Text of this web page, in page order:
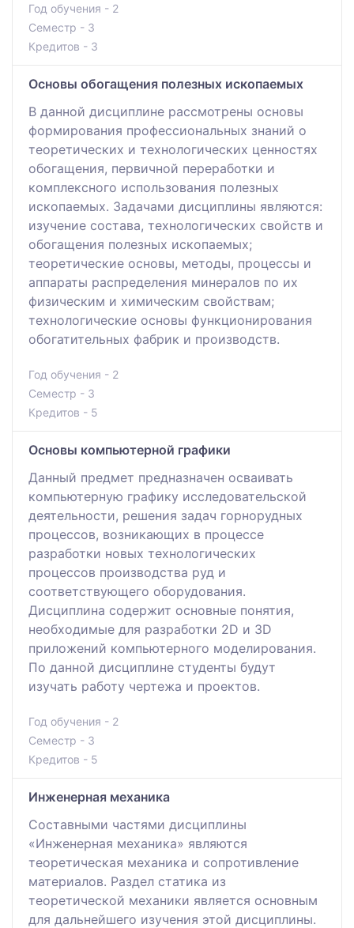
Год обучения - 2
Семестр - 3
Кредитов - 3
Основы обогащения полезных ископаемых
В данной дисциплине рассмотрены основы
формирования профессиональных знаний о
теоретических и технологических ценностях
обогащения, первичной переработки и
комплексного использования полезных
ископаемых. Задачами дисциплины являются:
изучение состава, технологических свойств и
обогащения полезных ископаемых;
теоретические основы, методы, процессы и
аппараты распределения минералов по их
физическим и химическим свойствам;
технологические основы функционирования
обогатительных фабрик и производств.
Год обучения - 2
Семестр - 3
Кредитов - 5
Основы компьютерной графики
Данный предмет предназначен осваивать
компьютерную графику исследовательской
деятельности, решения задач горнорудных
процессов, возникающих в процессе
разработки новых технологических
процессов производства руд и
соответствующего оборудования.
Дисциплина содержит основные понятия,
необходимые для разработки 2D и 3D
приложений компьютерного моделирования.
По данной дисциплине студенты будут
изучать работу чертежа и проектов.
Год обучения - 2
Семестр - 3
Кредитов - 5
Инженерная механика
Составными частями дисциплины
«Инженерная механика» являются
теоретическая механика и сопротивление
материалов. Раздел статика из
теоретической механики является основным
для дальнейшего изучения этой дисциплины.